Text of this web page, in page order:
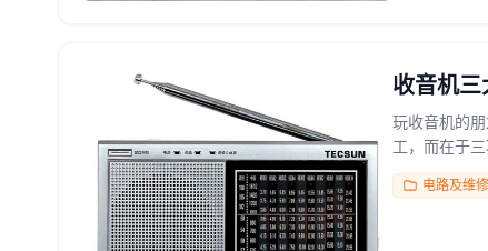
收音机
玩收音机的
工，而在于
电路及维修